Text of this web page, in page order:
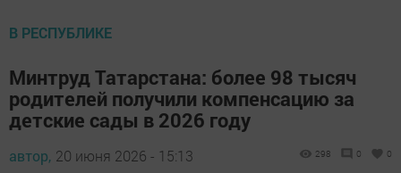
В РЕСПУБЛИКЕ
Минтруд Татарстана: более 98 тысяч
родителей получили компенсацию за
детские сады в 2026 году
автор, 20 июня 2026 - 15:13 298 0 0